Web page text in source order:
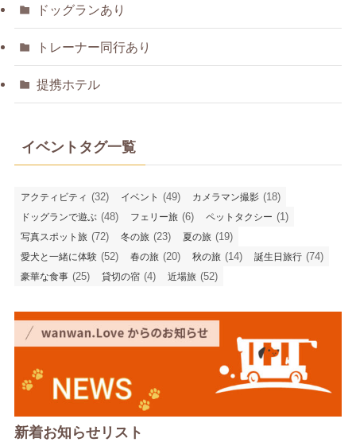
ドッグランあり
トレーナー同行あり
提携ホテル
イベントタグ一覧
アクティビティ (32) イベント (49) カメラマン撮影 (18)
ドッグランで遊ぶ (48) フェリー旅 (6) ペットタクシー (1)
写真スポット旅 (72) 冬の旅 (23) 夏の旅 (19)
愛犬と一緒に体験 (52) 春の旅 (20) 秋の旅 (14) 誕生日旅行 (74)
豪華な食事 (25) 貸切の宿 (4) 近場旅 (52)
新着お知らせリスト